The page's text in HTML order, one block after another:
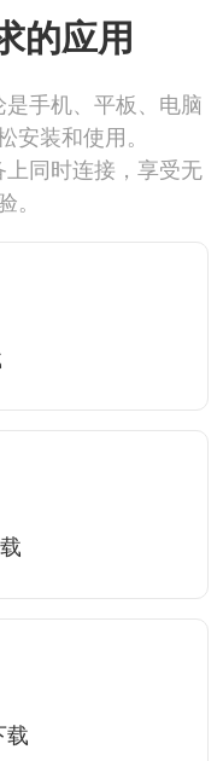
的应用
手机、平板、电脑
装和使用。
同时连接，享受无
载